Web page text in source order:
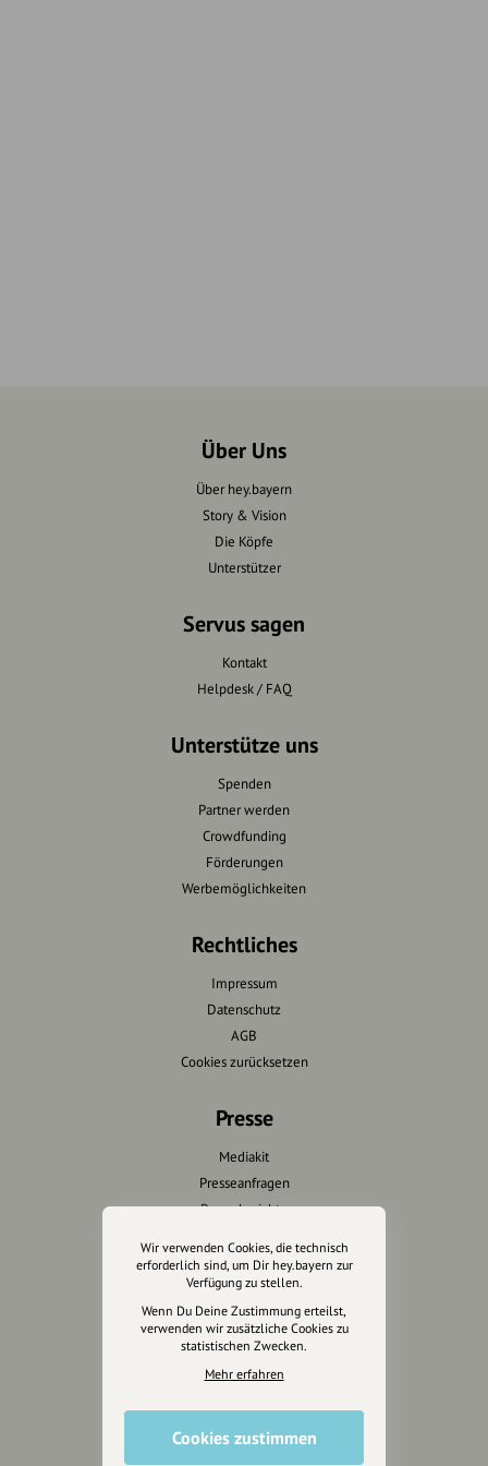
Über Uns
Über hey.bayern
Story & Vision
Die Köpfe
Unterstützer
Servus sagen
Kontakt
Helpdesk / FAQ
Unterstütze uns
Spenden
Partner werden
Crowdfunding
Förderungen
Werbemöglichkeiten
Rechtliches
Impressum
Datenschutz
AGB
Cookies zurücksetzen
Presse
Mediakit
Presseanfragen
Presseberichte
Wir unterstützen Euch
Fotografie & mehr
Marketing
Design & Branding
Anakin Design
Wir verwenden Cookies, die technisch
erforderlich sind, um Dir hey.bayern zur
Verfügung zu stellen.
Wenn Du Deine Zustimmung erteilst,
verwenden wir zusätzliche Cookies zu
statistischen Zwecken.
Mehr erfahren
Cookies zustimmen